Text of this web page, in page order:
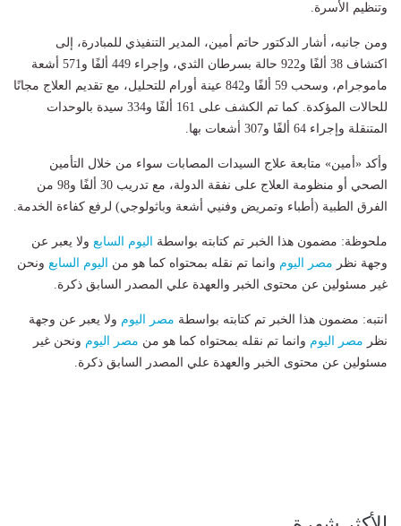
وتنظيم الأسرة.
ومن جانبه، أشار الدكتور حاتم أمين، المدير التنفيذي للمبادرة، إلى
اكتشاف 38 ألفًا و922 حالة بسرطان الثدي، وإجراء 449 ألفًا و571 أشعة
ماموجرام، وسحب 59 ألفًا و842 عينة أورام للتحليل، مع تقديم العلاج مجانًا
للحالات المؤكدة. كما تم الكشف على 161 ألفًا و334 سيدة بالوحدات
المتنقلة وإجراء 64 ألفًا و307 أشعات بها.
وأكد «أمين» متابعة علاج السيدات المصابات سواء من خلال التأمين
الصحي أو منظومة العلاج على نفقة الدولة، مع تدريب 30 ألفًا و98 من
الفرق الطبية (أطباء وتمريض وفنيي أشعة وباثولوجي) لرفع كفاءة الخدمة.
ملحوظة: مضمون هذا الخبر تم كتابته بواسطة اليوم السابع ولا يعبر عن
وجهة نظر مصر اليوم وانما تم نقله بمحتواه كما هو من اليوم السابع ونحن
غير مسئولين عن محتوى الخبر والعهدة علي المصدر السابق ذكرة.
انتبه: مضمون هذا الخبر تم كتابته بواسطة مصر اليوم ولا يعبر عن وجهة
نظر مصر اليوم وانما تم نقله بمحتواه كما هو من مصر اليوم ونحن غير
مسئولين عن محتوى الخبر والعهدة علي المصدر السابق ذكرة.